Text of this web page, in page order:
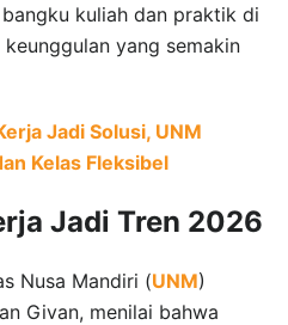
kuliah dan praktik di
yang semakin
Jadi Solusi, UNM
Kelas Fleksibel
Jadi Tren 2026
Nusa Mandiri (UNM)
Givan, menilai bahwa